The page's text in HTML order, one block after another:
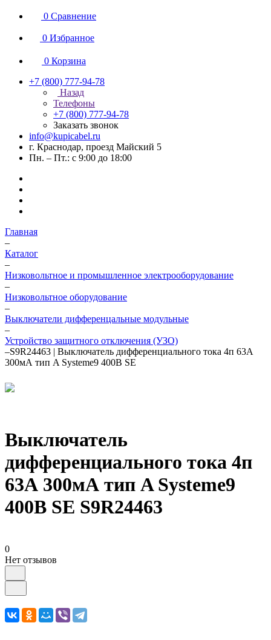
0 Сравнение
0 Избранное
0 Корзина
+7 (800) 777-94-78
Назад
Телефоны
+7 (800) 777-94-78
Заказать звонок
info@kupicabel.ru
г. Краснодар, проезд Майский 5
Пн. – Пт.: с 9:00 до 18:00
Главная
–
Каталог
–
Низковольтное и промышленное электрооборудование
–
Низковольтное оборудование
–
Выключатели дифференцальные модульные
–
Устройство защитного отключения (УЗО)
–S9R24463 | Выключатель дифференциального тока 4п 63А
300мА тип A Systeme9 400В SE
Выключатель
дифференциального тока 4п
63А 300мА тип A Systeme9
400В SE S9R24463
0
Нет отзывов